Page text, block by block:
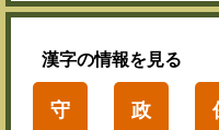
漢字の情報を見る
守 政